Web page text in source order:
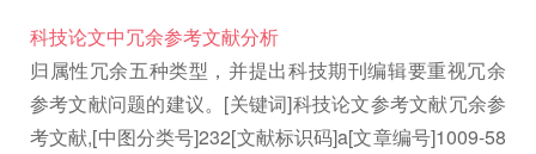
科技论文中冗余参考文献分析
归属性冗余五种类型，并提出科技期刊编辑要重视冗余
参考文献问题的建议。[关键词]科技论文参考文献冗余参
考文献,[中图分类号]232[文献标识码]a[文章编号]1009-58